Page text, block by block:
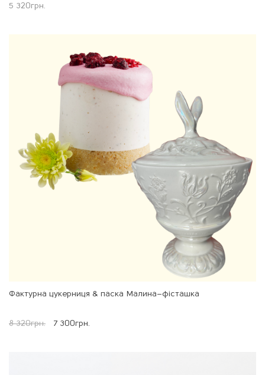
5 320грн.
Фактурна цукерниця & паска Малина–фісташка
8 320грн. 7 300грн.